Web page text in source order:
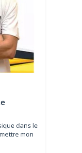
dans le
mon